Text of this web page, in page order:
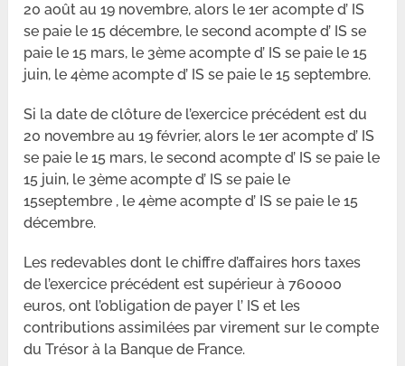
20 août au 19 novembre, alors le 1er acompte d’ IS
se paie le 15 décembre, le second acompte d’ IS se
paie le 15 mars, le 3ème acompte d’ IS se paie le 15
juin, le 4ème acompte d’ IS se paie le 15 septembre.
Si la date de clôture de l’exercice précédent est du
20 novembre au 19 février, alors le 1er acompte d’ IS
se paie le 15 mars, le second acompte d’ IS se paie le
15 juin, le 3ème acompte d’ IS se paie le
15septembre , le 4ème acompte d’ IS se paie le 15
décembre.
Les redevables dont le chiffre d’affaires hors taxes
de l’exercice précédent est supérieur à 760000
euros, ont l’obligation de payer l’ IS et les
contributions assimilées par virement sur le compte
du Trésor à la Banque de France.